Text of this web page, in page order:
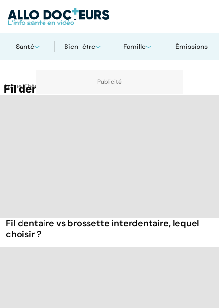
Santé Bien-être Famille Émissions
AccueilThématiques
Fil dentaire
Fil dentaire vs brossette interdentaire, lequel
choisir ?